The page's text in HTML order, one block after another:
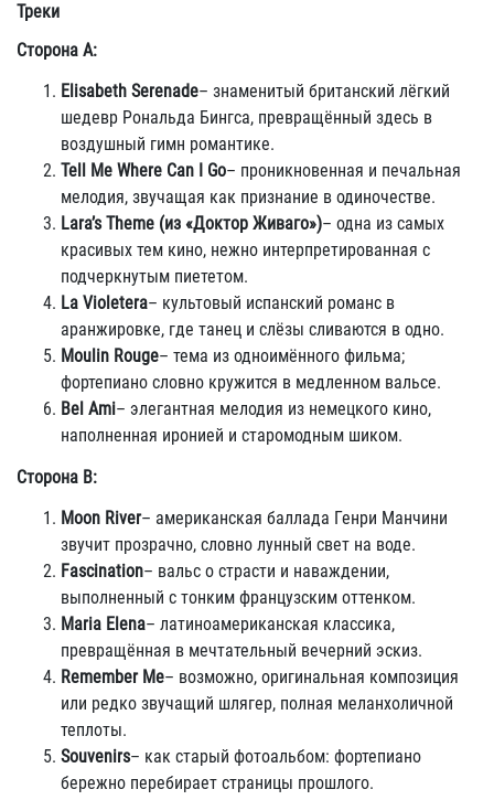
Треки
Сторона A:
Elisabeth Serenade– знаменитый британский лёгкий
шедевр Рональда Бингса, превращённый здесь в
воздушный гимн романтике.
Tell Me Where Can I Go– проникновенная и печальная
мелодия, звучащая как признание в одиночестве.
Lara’s Theme (из «Доктор Живаго»)– одна из самых
красивых тем кино, нежно интерпретированная с
подчеркнутым пиететом.
La Violetera– культовый испанский романс в
аранжировке, где танец и слёзы сливаются в одно.
Moulin Rouge– тема из одноимённого фильма;
фортепиано словно кружится в медленном вальсе.
Bel Ami– элегантная мелодия из немецкого кино,
наполненная иронией и старомодным шиком.
Сторона B:
Moon River– американская баллада Генри Манчини
звучит прозрачно, словно лунный свет на воде.
Fascination– вальс о страсти и наваждении,
выполненный с тонким французским оттенком.
Maria Elena– латиноамериканская классика,
превращённая в мечтательный вечерний эскиз.
Remember Me– возможно, оригинальная композиция
или редко звучащий шлягер, полная меланхоличной
теплоты.
Souvenirs– как старый фотоальбом: фортепиано
бережно перебирает страницы прошлого.